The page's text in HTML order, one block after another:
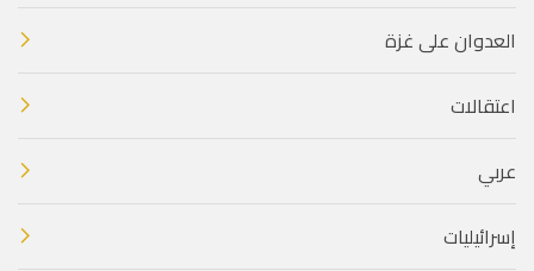
العدوان على غزة
اعتقالات
عربي
إسرائيليات